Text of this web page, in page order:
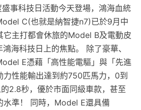
事科技日活動今天登場，鴻海血統
C(也就是納智捷n7)已於9月中
它主打都會休旅的Model B及電動皮
海科技日上的焦點。 除了豪華、
E憑藉「高性能電驅」與「先進
力性能輸出達到約750匹馬力，0到
2.8秒，優於市面同級車款，甚至
水準！ 同時，Model E還具備